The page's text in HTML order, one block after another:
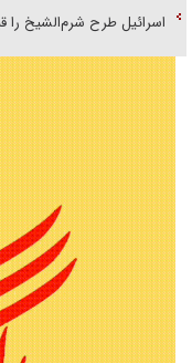
اسرائیل طرح شرم‌الشیخ را